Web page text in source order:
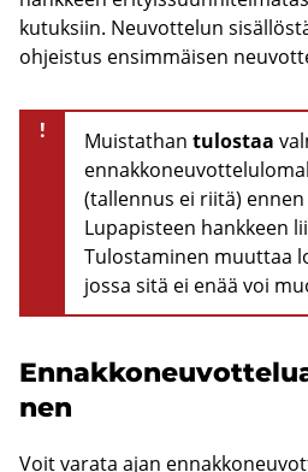
ku­tuk­siin. Neu­vot­te­lun
oh­jeis­tus en­sim­mäi­sen
! Muistathan tulostaa
(tallennus ei riitä)
Lupapisteen hankkeen
Tulostaminen muuttaa
jossa sitä ei enää voi
nen
Voit va­ra­ta ajan